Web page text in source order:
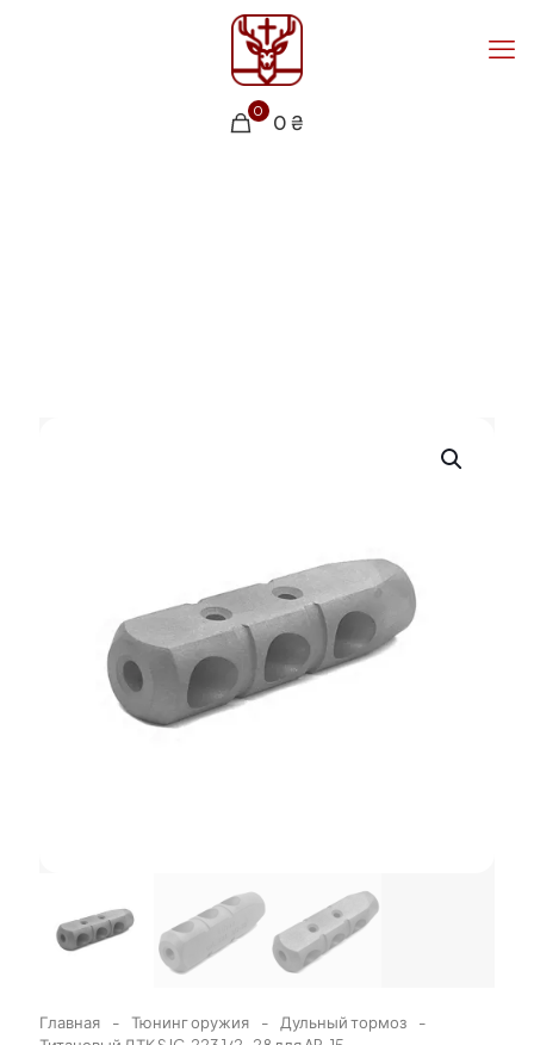
0 0 ₴
Главная - Тюнинг оружия - Дульный тормоз
-